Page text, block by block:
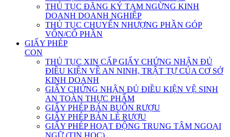
THỦ TỤC ĐĂNG KÝ TẠM NGỪNG KINH
DOANH DOANH NGHIỆP
THỦ TỤC CHUYỂN NHƯỢNG PHẦN GÓP
VỐN/CỔ PHẦN
GIẤY PHÉP
CON
THỦ TỤC XIN CẤP GIẤY CHỨNG NHẬN ĐỦ
ĐIỀU KIỆN VỀ AN NINH, TRẬT TỰ CỦA CƠ SỞ
KINH DOANH
GIẤY CHỨNG NHẬN ĐỦ ĐIỀU KIỆN VỆ SINH
AN TOÀN THỰC PHẨM
GIẤY PHÉP BÁN BUÔN RƯỢU
GIẤY PHÉP BÁN LẺ RƯỢU
GIẤY PHÉP HOẠT ĐỘNG TRUNG TÂM NGOẠI
NGỮ (TIN HỌC)